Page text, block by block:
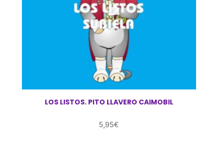
LOS LISTOS. PITO LLAVERO CAIMOBIL
5,95€